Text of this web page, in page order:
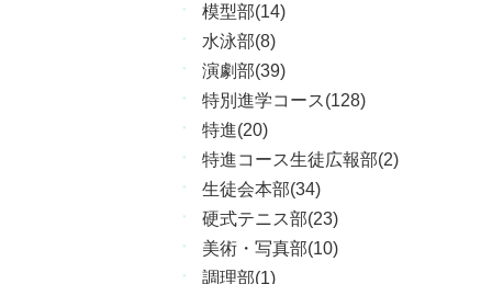
模型部(14)
水泳部(8)
演劇部(39)
特別進学コース(128)
特進(20)
特進コース生徒広報部(2)
生徒会本部(34)
硬式テニス部(23)
美術・写真部(10)
調理部(1)